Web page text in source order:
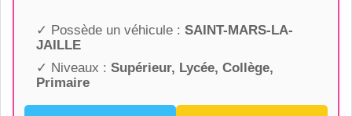
✓ Possède un véhicule : SAINT-MARS-LA-
JAILLE
✓ Niveaux : Supérieur, Lycée, Collège,
Primaire